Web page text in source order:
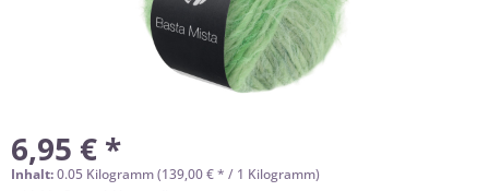
6,95 € *
Inhalt:0.05 Kilogramm (139,00 € * / 1 Kilogramm)